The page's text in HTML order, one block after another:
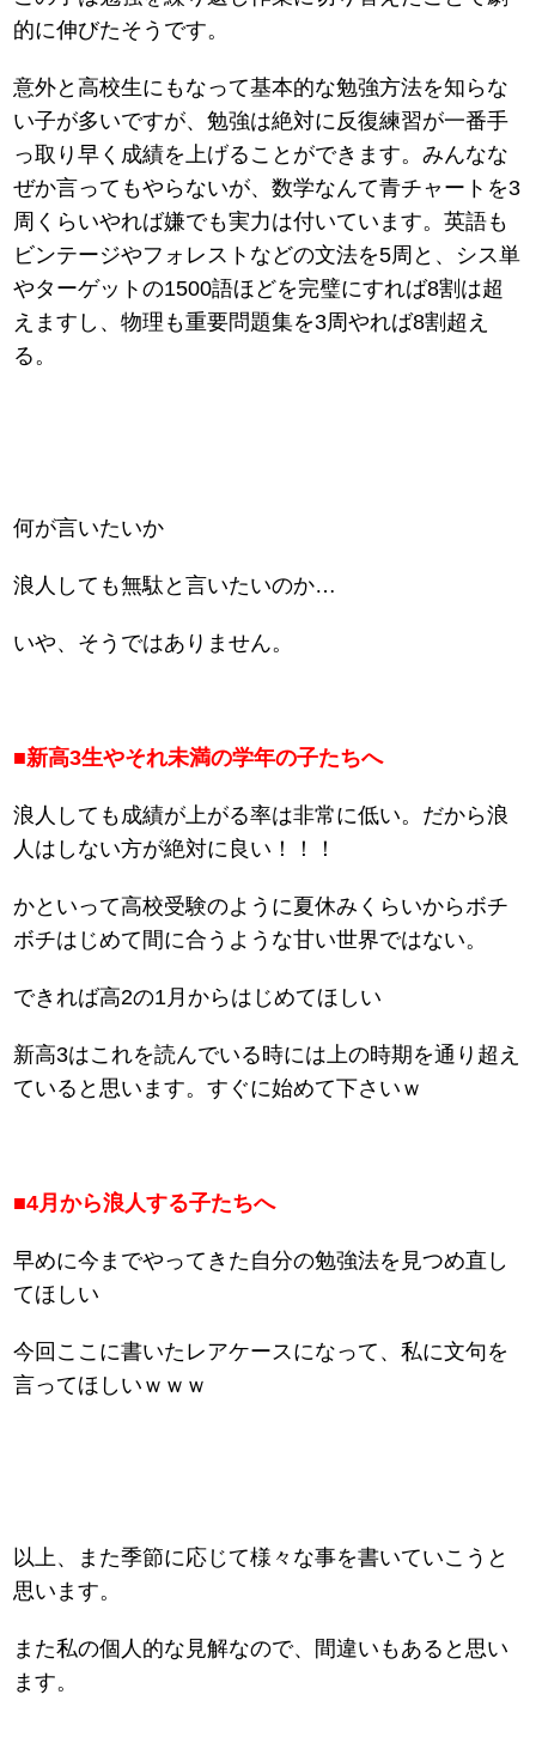
的に伸びたそうです。
意外と高校生にもなって基本的な勉強方法を知らな
い子が多いですが、勉強は絶対に反復練習が一番手
っ取り早く成績を上げることができます。みんなな
ぜか言ってもやらないが、数学なんて青チャートを3
周くらいやれば嫌でも実力は付いています。英語も
ビンテージやフォレストなどの文法を5周と、シス単
やターゲットの1500語ほどを完璧にすれば8割は超
えますし、物理も重要問題集を3周やれば8割超え
る。
何が言いたいか
浪人しても無駄と言いたいのか…
いや、そうではありません。
■新高3生やそれ未満の学年の子たちへ
浪人しても成績が上がる率は非常に低い。だから浪
人はしない方が絶対に良い！！！
かといって高校受験のように夏休みくらいからボチ
ボチはじめて間に合うような甘い世界ではない。
できれば高2の1月からはじめてほしい
新高3はこれを読んでいる時には上の時期を通り超え
ていると思います。すぐに始めて下さいｗ
■4月から浪人する子たちへ
早めに今までやってきた自分の勉強法を見つめ直し
てほしい
今回ここに書いたレアケースになって、私に文句を
言ってほしいｗｗｗ
以上、また季節に応じて様々な事を書いていこうと
思います。
また私の個人的な見解なので、間違いもあると思い
ます。